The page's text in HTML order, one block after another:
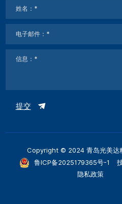
提交
Copyright © 2024 青岛光美达
鲁ICP备2025179365号-1
隐私政策